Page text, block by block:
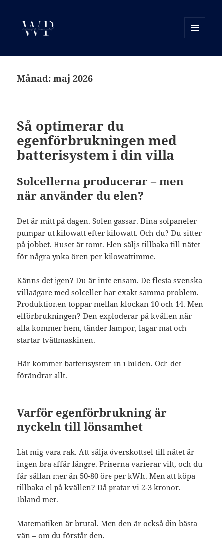
WIDGETS
Månad:maj 2026
Så optimerar du
egenförbrukningen med
batterisystem i din villa
Solcellerna producerar – men
när använder du elen?
Det är mitt på dagen. Solen gassar. Dina solpaneler
pumpar ut kilowatt efter kilowatt. Och du? Du sitter
på jobbet. Huset är tomt. Elen säljs tillbaka till nätet
för några ynka ören per kilowattimme.
Känns det igen? Du är inte ensam. De flesta svenska
villaägare med solceller har exakt samma problem.
Produktionen toppar mellan klockan 10 och 14. Men
elförbrukningen? Den exploderar på kvällen när
alla kommer hem, tänder lampor, lagar mat och
startar tvättmaskinen.
Här kommer batterisystem in i bilden. Och det
förändrar allt.
Varför egenförbrukning är
nyckeln till lönsamhet
Låt mig vara rak. Att sälja överskottsel till nätet är
ingen bra affär längre. Priserna varierar vilt, och du
får sällan mer än 50-80 öre per kWh. Men att köpa
tillbaka el på kvällen? Då pratar vi 2-3 kronor.
Ibland mer.
Matematiken är brutal. Men den är också din bästa
vän – om du förstår den.